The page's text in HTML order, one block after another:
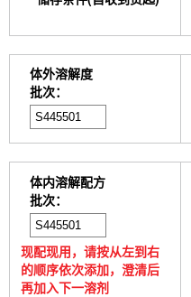
体外溶解度
批次：
体内溶解配方
批次：
现配现用，请按从左到右
的顺序依次添加，澄清后
再加入下一溶剂